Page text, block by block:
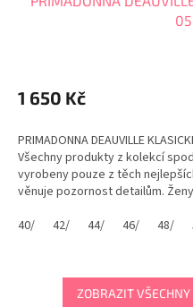
1 650 Kč
PRIMADONNA DEAUVILLE
Všechny produkty z kolekcí
vyrobeny pouze z těch
věnuje pozornost detailům.
40/
42/ 44/ 46/ 48/
ZOBRAZIT VŠECHNY